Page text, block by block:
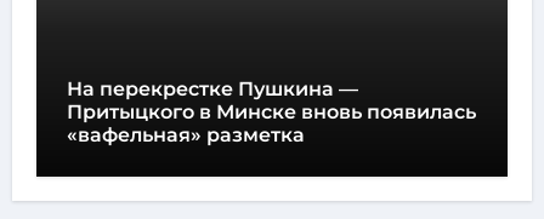
На перекрестке Пушкина —
Притыцкого в Минске вновь появилась
«вафельная» разметка